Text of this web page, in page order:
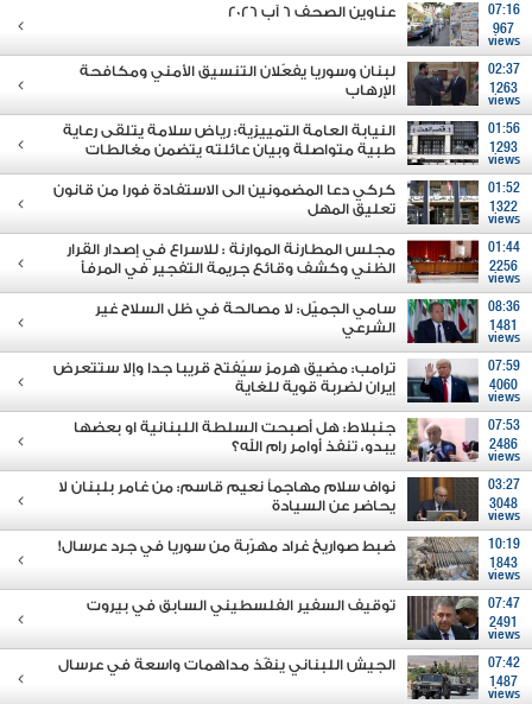
07:16
967
views
عناوين الصحف 6 آب 2026
02:37
1263
views
لبنان وسوريا يفعّلان التنسيق الأمني ومكافحة
الإرهاب
01:56
1293
views
النيابة العامة التمييزية: رياض سلامة يتلقى رعاية
طبية متواصلة وبيان عائلته يتضمن مغالطات
01:52
1322
views
كركي دعا المضمونين الى الاستفادة فورا من قانون
تعليق المهل
01:44
2256
views
مجلس المطارنة الموارنة : للاسراع في إصدار القرار
الظني وكشف وقائع جريمة التفجير في المرفأ
08:36
1481
views
سامي الجميّل: لا مصالحة في ظل السلاح غير
الشرعي
07:59
4060
views
ترامب: مضيق هرمز سيُفتح قريبا جدا وإلا ستتعرض
إيران لضربة قوية للغاية
07:53
2486
views
جنبلاط: هل أصبحت السلطة اللبنانية او بعضها
يبدو، تنفذ أوامر رام الله؟
03:27
3048
views
نواف سلام مهاجماً نعيم قاسم: من غامر بلبنان لا
يحاضر عن السيادة
10:19
1843
views
ضبط صواريخ غراد مهرّبة من سوريا في جرد عرسال!
07:47
2491
views
توقيف السفير الفلسطيني السابق في بيروت
07:42
1487
views
الجيش اللبناني ينفّذ مداهمات واسعة في عرسال